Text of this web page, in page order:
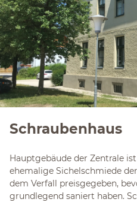
Schraubenhaus
Hauptgebäude der Zentrale
ehemalige Sichelschmiede
dem Verfall preisgegeben,
grundlegend saniert haben.